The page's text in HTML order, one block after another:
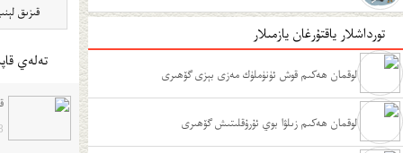
تورداشلار ياقتۇرغان يازمىلار
لوقمان ھەكىم قوش ئۈنۈملۈك مەزى بېزى گۆھىرى
لوقمان ھەكىم زىلۋا بوي ئۇرۇقلىتىش گۆھىرى
قىزىق لېنىيە
تەلەي